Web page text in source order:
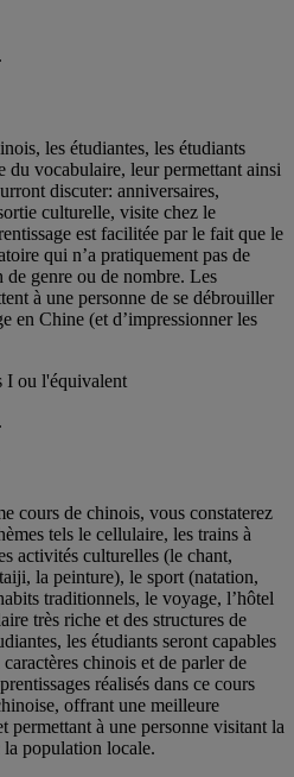
.
les étudiantes, les étudiants
du vocabulaire, leur permettant ainsi
discuter: anniversaires,
culturelle, visite chez le
est facilitée par le fait que le
qui n’a pratiquement pas de
de genre ou de nombre. Les
à une personne de se débrouiller
en Chine (et d’impressionner les
I ou l'équivalent
.
cours de chinois, vous constaterez
tels le cellulaire, les trains à
activités culturelles (le chant,
la peinture), le sport (natation,
traditionnels, le voyage, l’hôtel
très riche et des structures de
les étudiants seront capables
chinois et de parler de
réalisés dans ce cours
offrant une meilleure
permettant à une personne visitant la
la population locale.